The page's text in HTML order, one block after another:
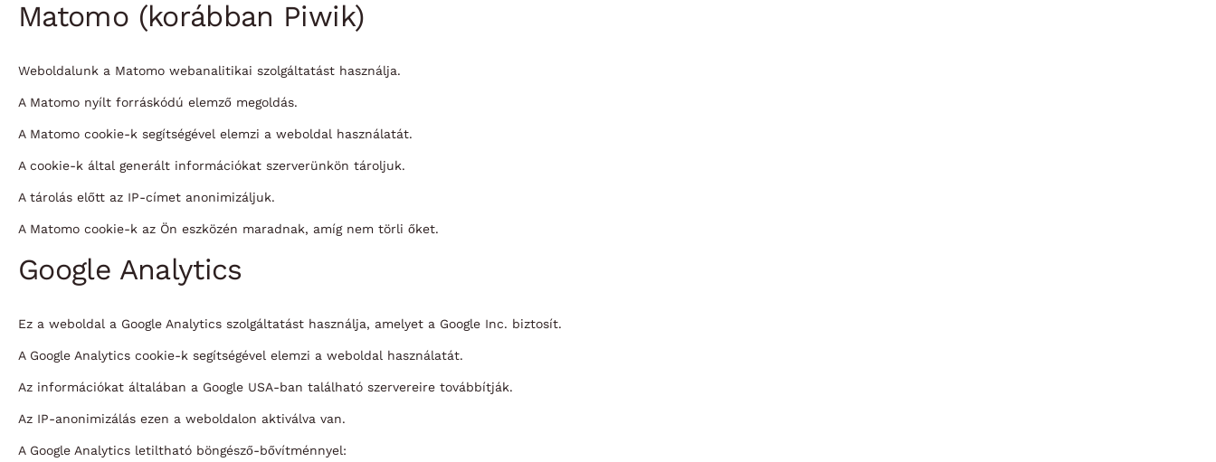
Matomo (korábban Piwik)
Weboldalunk a Matomo webanalitikai szolgáltatást használja.
A Matomo nyílt forráskódú elemző megoldás.
A Matomo cookie-k segítségével elemzi a weboldal használatát.
A cookie-k által generált információkat szerverünkön tároljuk.
A tárolás előtt az IP-címet anonimizáljuk.
A Matomo cookie-k az Ön eszközén maradnak, amíg nem törli őket.
Google Analytics
Ez a weboldal a Google Analytics szolgáltatást használja, amelyet a Google Inc. biztosít.
A Google Analytics cookie-k segítségével elemzi a weboldal használatát.
Az információkat általában a Google USA-ban található szervereire továbbítják.
Az IP-anonimizálás ezen a weboldalon aktiválva van.
A Google Analytics letiltható böngésző-bővítménnyel: